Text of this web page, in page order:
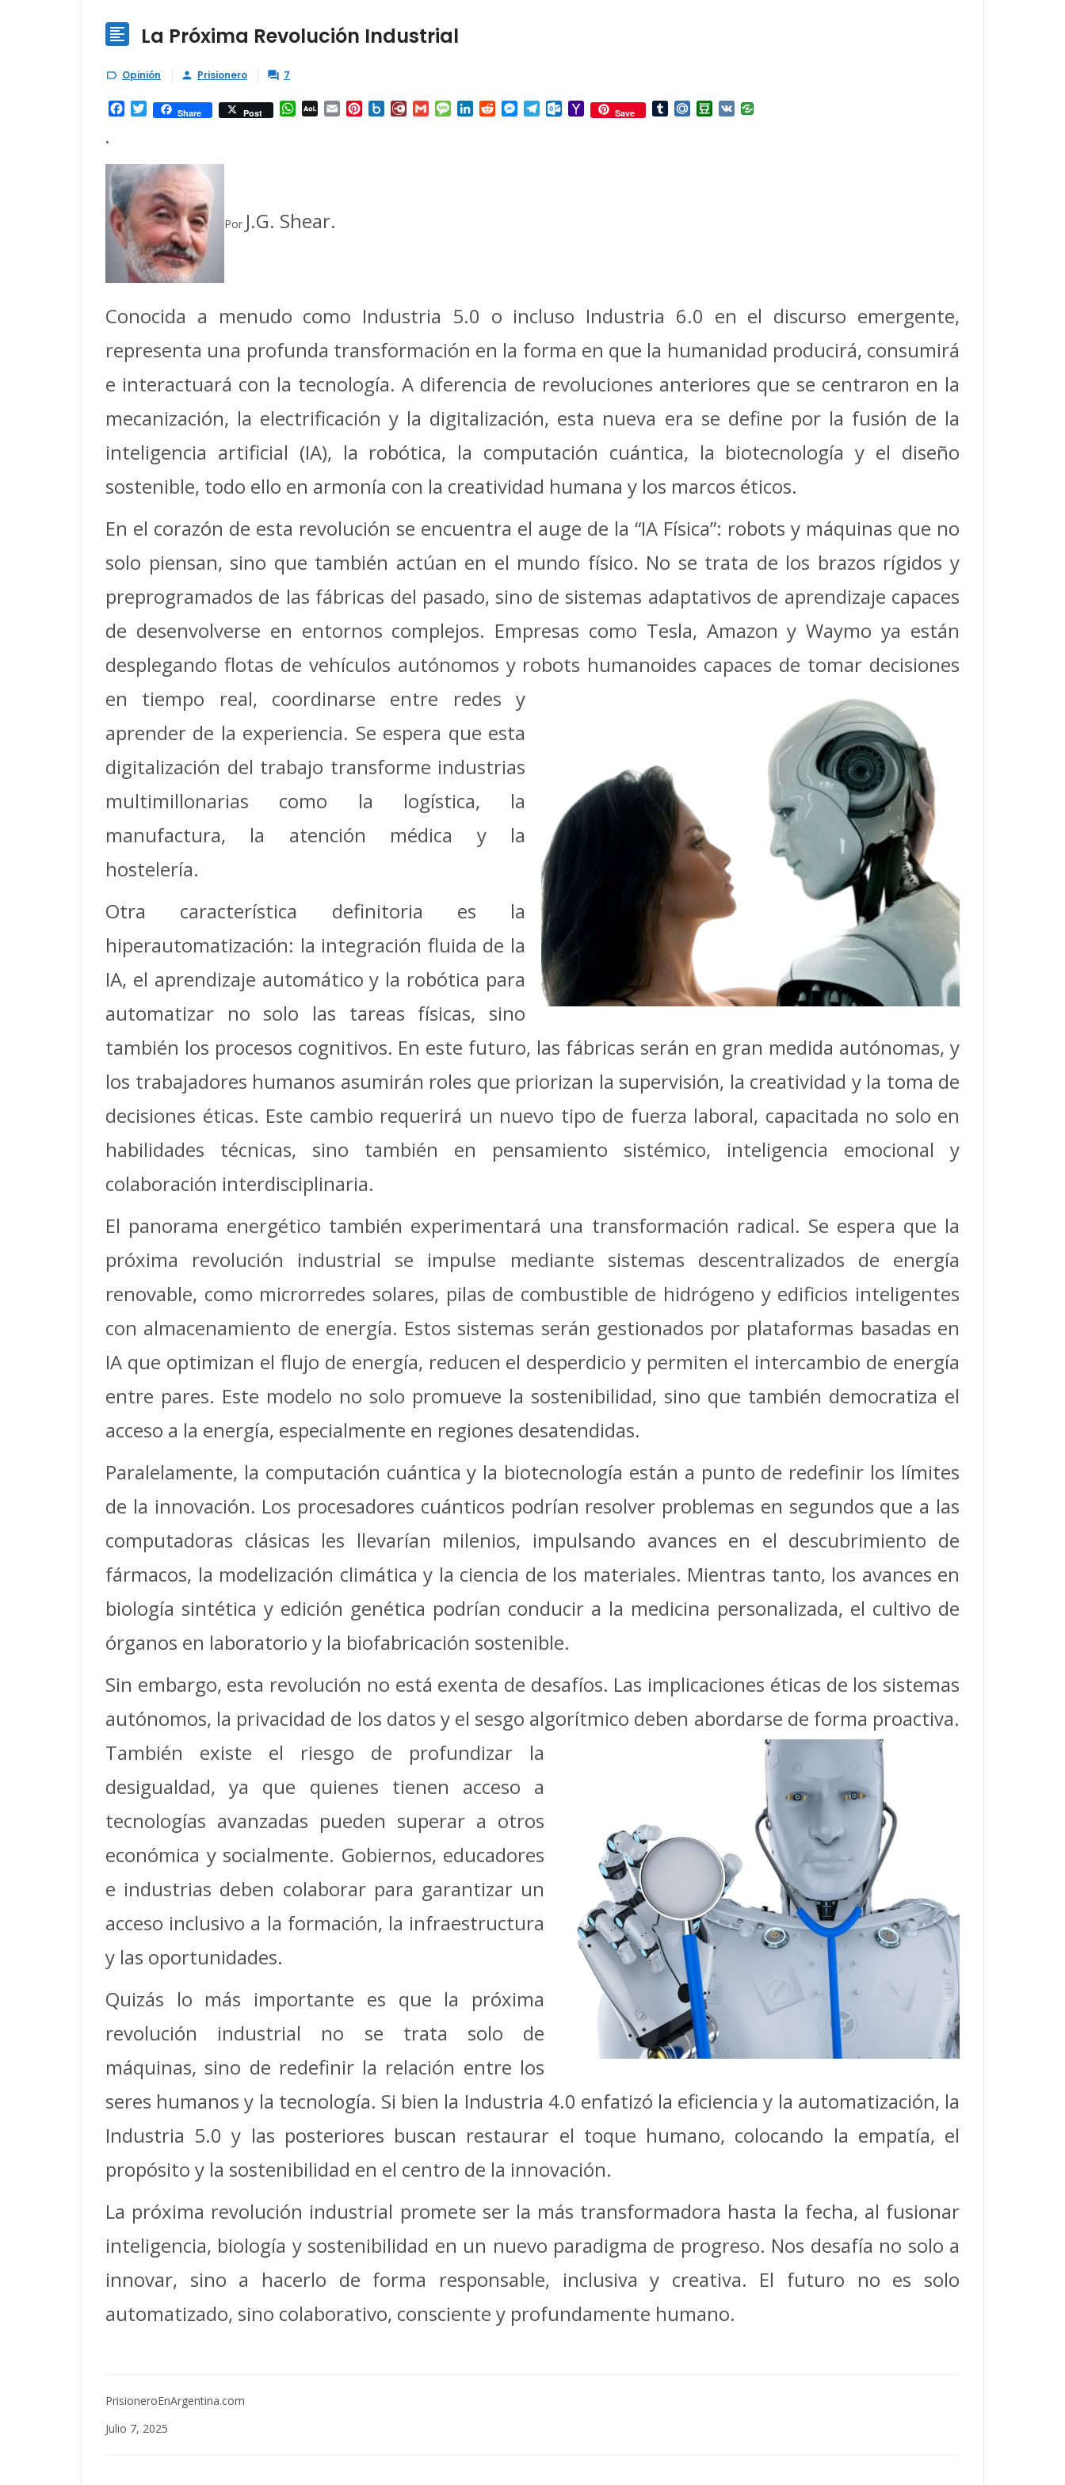
 La Próxima Revolución Industrial
 Opinión  Prisionero  7
Facebook
TwitterShare Post WhatsApp
AOL Email Pinterest
Box.netDiary.RuGmailMessage
LinkedInRedditMessenger
TelegramOutlook.com
YahooSave TumblrMail.RuDouban
VK
•
Por J.G. Shear.
Conocida a menudo como Industria 5.0 o incluso Industria 6.0 en el discurso emergente,
representa una profunda transformación en la forma en que la humanidad producirá, consumirá
e interactuará con la tecnología. A diferencia de revoluciones anteriores que se centraron en la
mecanización, la electrificación y la digitalización, esta nueva era se define por la fusión de la
inteligencia artificial (IA), la robótica, la computación cuántica, la biotecnología y el diseño
sostenible, todo ello en armonía con la creatividad humana y los marcos éticos.
En el corazón de esta revolución se encuentra el auge de la “IA Física”: robots y máquinas que no
solo piensan, sino que también actúan en el mundo físico. No se trata de los brazos rígidos y
preprogramados de las fábricas del pasado, sino de sistemas adaptativos de aprendizaje capaces
de desenvolverse en entornos complejos. Empresas como Tesla, Amazon y Waymo ya están
desplegando flotas de vehículos autónomos y robots humanoides capaces de tomar decisiones
en tiempo real, coordinarse entre redes y
aprender de la experiencia. Se espera que esta
digitalización del trabajo transforme industrias
multimillonarias como la logística, la
manufactura, la atención médica y la
hostelería.
Otra característica definitoria es la
hiperautomatización: la integración fluida de la
IA, el aprendizaje automático y la robótica para
automatizar no solo las tareas físicas, sino
también los procesos cognitivos. En este futuro, las fábricas serán en gran medida autónomas, y
los trabajadores humanos asumirán roles que priorizan la supervisión, la creatividad y la toma de
decisiones éticas. Este cambio requerirá un nuevo tipo de fuerza laboral, capacitada no solo en
habilidades técnicas, sino también en pensamiento sistémico, inteligencia emocional y
colaboración interdisciplinaria.
El panorama energético también experimentará una transformación radical. Se espera que la
próxima revolución industrial se impulse mediante sistemas descentralizados de energía
renovable, como microrredes solares, pilas de combustible de hidrógeno y edificios inteligentes
con almacenamiento de energía. Estos sistemas serán gestionados por plataformas basadas en
IA que optimizan el flujo de energía, reducen el desperdicio y permiten el intercambio de energía
entre pares. Este modelo no solo promueve la sostenibilidad, sino que también democratiza el
acceso a la energía, especialmente en regiones desatendidas.
Paralelamente, la computación cuántica y la biotecnología están a punto de redefinir los límites
de la innovación. Los procesadores cuánticos podrían resolver problemas en segundos que a las
computadoras clásicas les llevarían milenios, impulsando avances en el descubrimiento de
fármacos, la modelización climática y la ciencia de los materiales. Mientras tanto, los avances en
biología sintética y edición genética podrían conducir a la medicina personalizada, el cultivo de
órganos en laboratorio y la biofabricación sostenible.
Sin embargo, esta revolución no está exenta de desafíos. Las implicaciones éticas de los sistemas
autónomos, la privacidad de los datos y el sesgo algorítmico deben abordarse de forma proactiva.
También existe el riesgo de profundizar la
desigualdad, ya que quienes tienen acceso a
tecnologías avanzadas pueden superar a otros
económica y socialmente. Gobiernos, educadores
e industrias deben colaborar para garantizar un
acceso inclusivo a la formación, la infraestructura
y las oportunidades.
Quizás lo más importante es que la próxima
revolución industrial no se trata solo de
máquinas, sino de redefinir la relación entre los
seres humanos y la tecnología. Si bien la Industria 4.0 enfatizó la eficiencia y la automatización, la
Industria 5.0 y las posteriores buscan restaurar el toque humano, colocando la empatía, el
propósito y la sostenibilidad en el centro de la innovación.
La próxima revolución industrial promete ser la más transformadora hasta la fecha, al fusionar
inteligencia, biología y sostenibilidad en un nuevo paradigma de progreso. Nos desafía no solo a
innovar, sino a hacerlo de forma responsable, inclusiva y creativa. El futuro no es solo
automatizado, sino colaborativo, consciente y profundamente humano.
PrisioneroEnArgentina.com
Julio 7, 2025